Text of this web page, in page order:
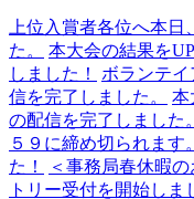
上位入賞者各位へ本
た。
本大会の結果を
しました！
ボランテ
信を完了しました。
本
の配信を完了しました。
５９に締め切られます。
た！
＜事務局春休暇の
トリー受付を開始しま